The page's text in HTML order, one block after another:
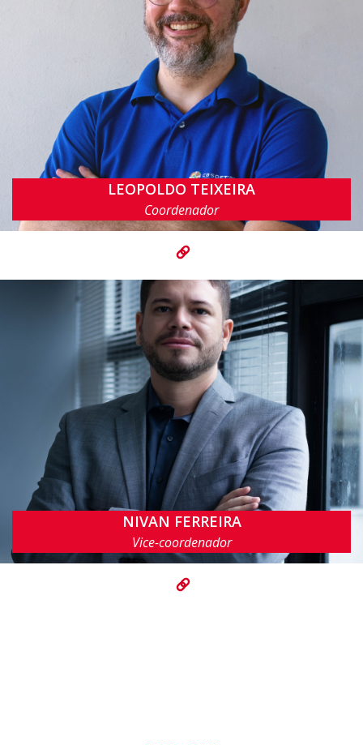
LEOPOLDO TEIXEIRA
Coordenador
lmt@cin.ufpe.br
NIVAN FERREIRA
Vice-coordenador
nivan@cin.ufpe.br